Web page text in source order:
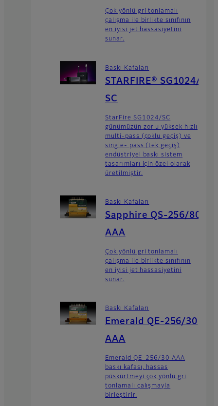
Çok yönlü gri tonlamalı
çalışma ile birlikte sınıfının
en iyisi jet hassasiyetini
sunar.
Baskı Kafaları
STARFIRE® SG1024/
SC
StarFire SG1024/SC
günümüzün zorlu yüksek hızlı
multi-pass (çoklu geçiş) ve
single- pass (tek geçiş)
endüstriyel baskı sistem
tasarımları için özel olarak
üretilmiştir.
Baskı Kafaları
Sapphire QS-256/80
AAA
Çok yönlü gri tonlamalı
çalışma ile birlikte sınıfının
en iyisi jet hassasiyetini
sunar.
Baskı Kafaları
Emerald QE-256/30
AAA
Emerald QE-256/30 AAA
baskı kafası, hassas
püskürtmeyi çok yönlü gri
tonlamalı çalışmayla
birleştirir.